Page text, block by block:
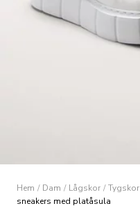
Hem / Dam / Lågskor / Tygskor
sneakers med platåsula